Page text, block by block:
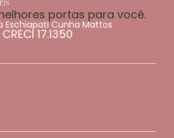
portas para você.
Eschiapati Cunha Mattos
CRECI 17.1350